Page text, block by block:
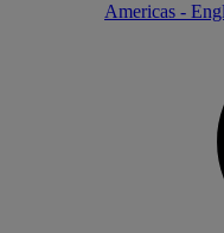
Americas -